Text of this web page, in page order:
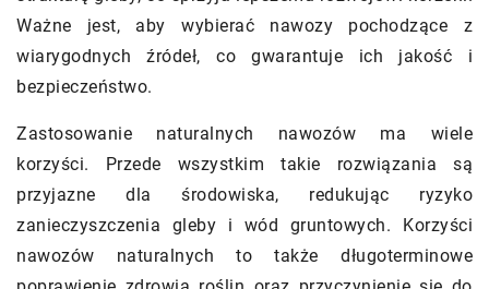
Ważne jest, aby wybierać nawozy pochodzące z
wiarygodnych źródeł, co gwarantuje ich jakość i
bezpieczeństwo.
Zastosowanie naturalnych nawozów ma wiele
korzyści. Przede wszystkim takie rozwiązania są
przyjazne dla środowiska, redukując ryzyko
zanieczyszczenia gleby i wód gruntowych. Korzyści
nawozów naturalnych to także długoterminowe